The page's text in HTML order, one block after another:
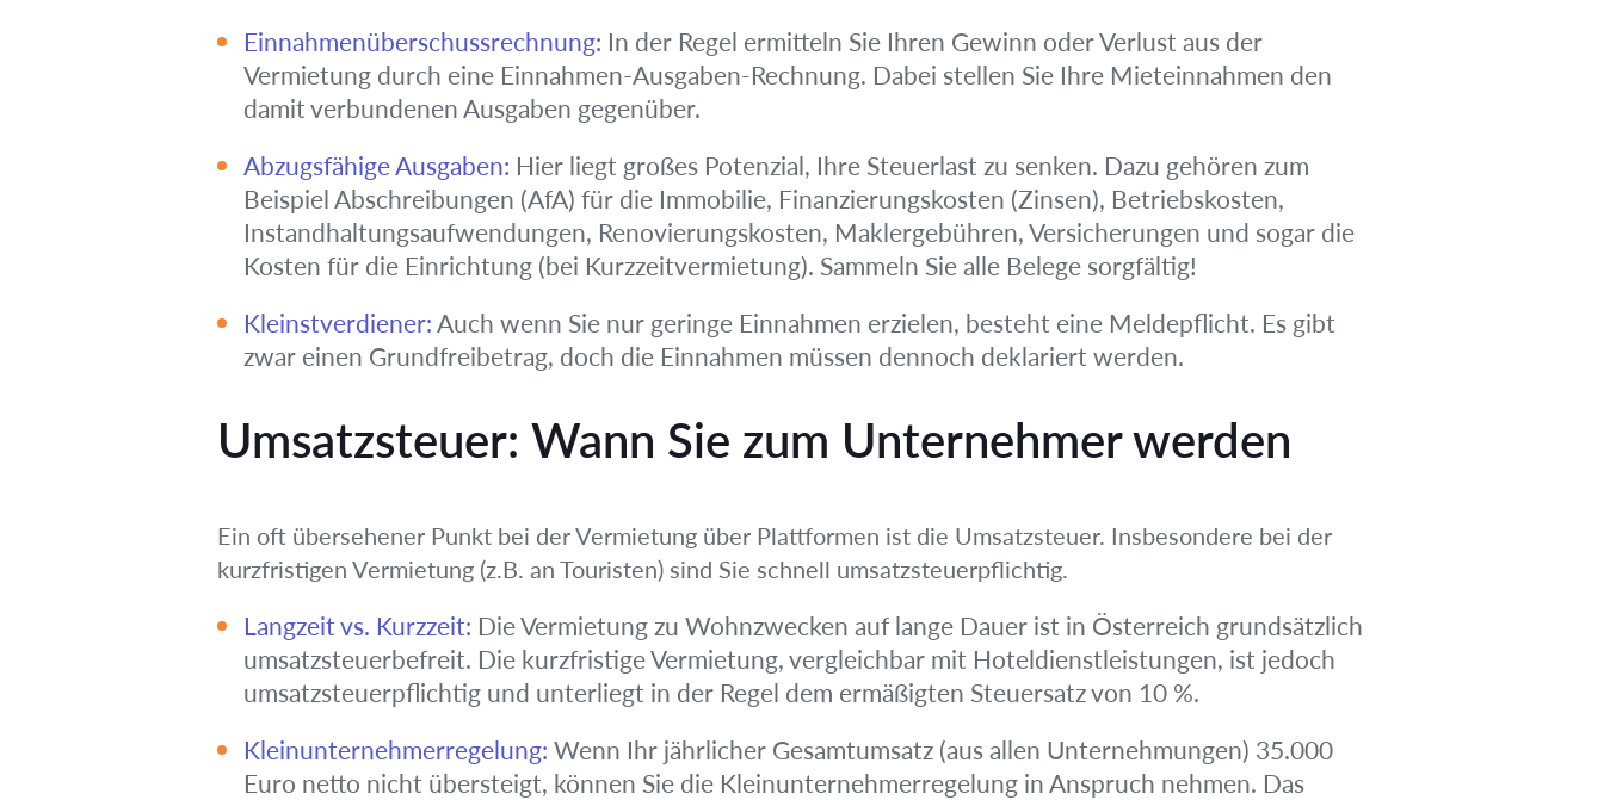
Einnahmenüberschussrechnung: In der Regel ermitteln Sie Ihren Gewinn oder Verlust aus der
Vermietung durch eine Einnahmen-Ausgaben-Rechnung. Dabei stellen Sie Ihre Mieteinnahmen den
damit verbundenen Ausgaben gegenüber.
Abzugsfähige Ausgaben: Hier liegt großes Potenzial, Ihre Steuerlast zu senken. Dazu gehören zum
Beispiel Abschreibungen (AfA) für die Immobilie, Finanzierungskosten (Zinsen), Betriebskosten,
Instandhaltungsaufwendungen, Renovierungskosten, Maklergebühren, Versicherungen und sogar die
Kosten für die Einrichtung (bei Kurzzeitvermietung). Sammeln Sie alle Belege sorgfältig!
Kleinstverdiener: Auch wenn Sie nur geringe Einnahmen erzielen, besteht eine Meldepflicht. Es gibt
zwar einen Grundfreibetrag, doch die Einnahmen müssen dennoch deklariert werden.
Umsatzsteuer: Wann Sie zum Unternehmer werden
Ein oft übersehener Punkt bei der Vermietung über Plattformen ist die Umsatzsteuer. Insbesondere bei der
kurzfristigen Vermietung (z.B. an Touristen) sind Sie schnell umsatzsteuerpflichtig.
Langzeit vs. Kurzzeit: Die Vermietung zu Wohnzwecken auf lange Dauer ist in Österreich grundsätzlich
umsatzsteuerbefreit. Die kurzfristige Vermietung, vergleichbar mit Hoteldienstleistungen, ist jedoch
umsatzsteuerpflichtig und unterliegt in der Regel dem ermäßigten Steuersatz von 10 %.
Kleinunternehmerregelung: Wenn Ihr jährlicher Gesamtumsatz (aus allen Unternehmungen) 35.000
Euro netto nicht übersteigt, können Sie die Kleinunternehmerregelung in Anspruch nehmen. Das